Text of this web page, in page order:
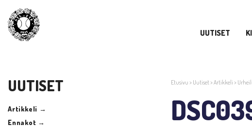
UUTISET
UUTISET
Artikkeli →
Ennakot →
Etusivu > Uutiset>Artikkeli >